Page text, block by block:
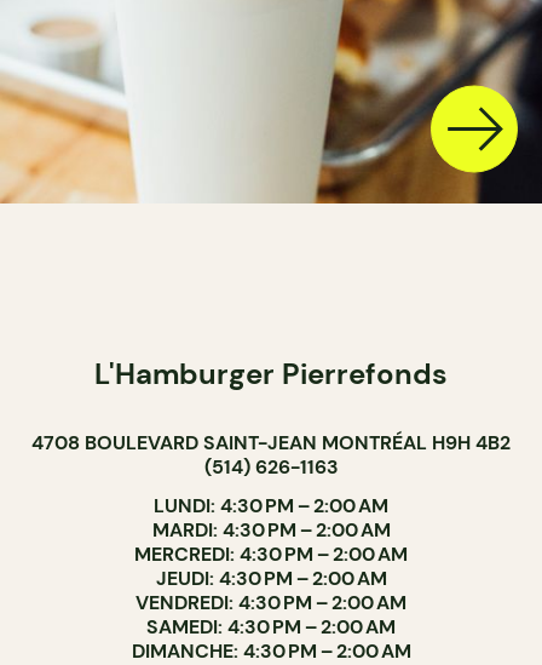
L'Hamburger Pierrefonds
4708 BOULEVARD SAINT-JEAN MONTRÉAL H9H 4B2
(514) 626-1163
LUNDI: 4:30 PM – 2:00 AM
MARDI: 4:30 PM – 2:00 AM
MERCREDI: 4:30 PM – 2:00 AM
JEUDI: 4:30 PM – 2:00 AM
VENDREDI: 4:30 PM – 2:00 AM
SAMEDI: 4:30 PM – 2:00 AM
DIMANCHE: 4:30 PM – 2:00 AM